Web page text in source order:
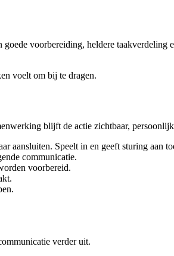
voorbereiding, heldere taakverdeling
voelt om bij te dragen.
blijft de actie zichtbaar,
aansluiten. Speelt in en geeft sturing aan
communicatie.
voorbereid.
verder uit.